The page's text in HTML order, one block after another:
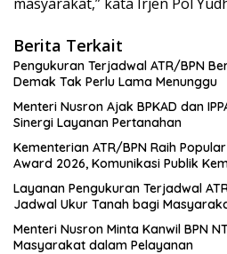
Berita Terkait
Pengukuran Terjadwal ATR/BPN
Demak Tak Perlu Lama Menunggu
Menteri Nusron Ajak BPKAD dan
Sinergi Layanan Pertanahan
Kementerian ATR/BPN Raih
Award 2026, Komunikasi Publik
Layanan Pengukuran Terjadwal
Jadwal Ukur Tanah bagi
Menteri Nusron Minta Kanwil BPN
Masyarakat dalam Pelayanan